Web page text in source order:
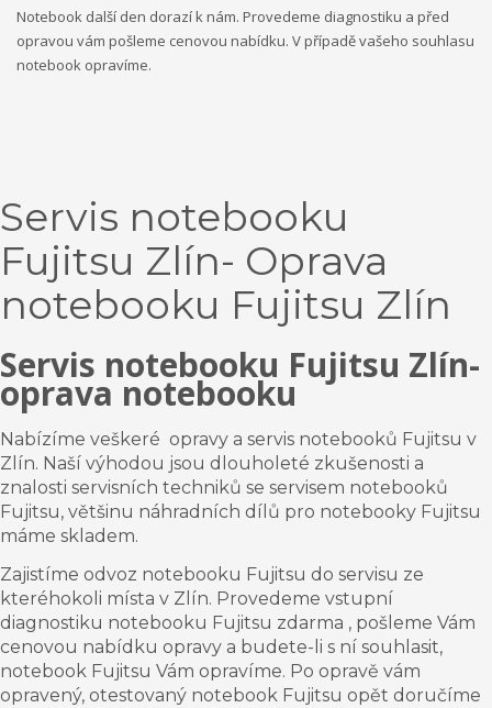
Notebook další den dorazí k nám. Provedeme diagnostiku a před
opravou vám pošleme cenovou nabídku. V případě vašeho souhlasu
notebook opravíme.
Servis notebooku
Fujitsu Zlín- Oprava
notebooku Fujitsu Zlín
Servis notebooku Fujitsu Zlín-
oprava notebooku
Nabízíme veškeré opravy a servis notebooků Fujitsu v
Zlín. Naší výhodou jsou dlouholeté zkušenosti a
znalosti servisních techniků se servisem notebooků
Fujitsu, většinu náhradních dílů pro notebooky Fujitsu
máme skladem.
Zajistíme odvoz notebooku Fujitsu do servisu ze
kteréhokoli místa v Zlín. Provedeme vstupní
diagnostiku notebooku Fujitsu zdarma , pošleme Vám
cenovou nabídku opravy a budete-li s ní souhlasit,
notebook Fujitsu Vám opravíme. Po opravě vám
opravený, otestovaný notebook Fujitsu opět doručíme